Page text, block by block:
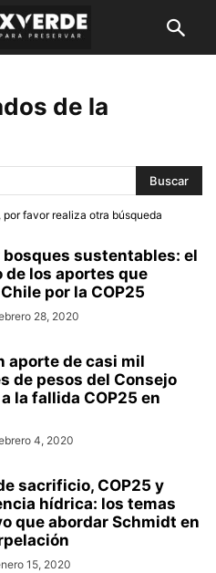
de la
favor realiza otra búsqueda
bosques sustentables: el
de los aportes que
por la COP25
28, 2020
aporte de casi mil
de pesos del Consejo
la fallida COP25 en
4, 2020
sacrificio, COP25 y
hídrica: los temas
que abordar Schmidt en
15, 2020